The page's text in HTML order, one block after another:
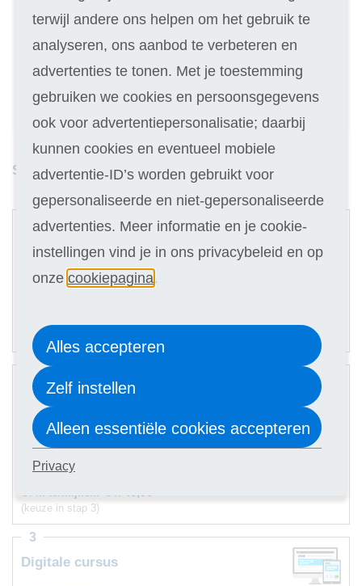
Kies de variant die bij je past
Geen inschrijfgeld (elders € 30,-)
14 dagen vrijblijvend proberen
Geld terug als je niet slaagt
Studieduur: 12 maanden
Digitale cursus
139
(keuze in stap 3)
1
Digitale cursus
Hulp docent
179
Selecteer
(keuze in stap 3)
Digitale cursus
3
terwijl andere ons helpen om het gebruik te
analyseren, ons aanbod te verbeteren en
advertenties te tonen. Met je toestemming
gebruiken we cookies en persoonsgegevens
ook voor advertentiepersonalisatie; daarbij
kunnen cookies en eventueel mobiele
advertentie-ID’s worden gebruikt voor
gepersonaliseerde en niet-gepersonaliseerde
advertenties. Meer informatie en je cookie-
instellingen vind je in ons privacybeleid en op
onze cookiepagina.
Alles accepteren
Zelf instellen
Alleen essentiële cookies accepteren
Privacy